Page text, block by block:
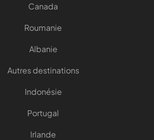
Canada
Roumanie
Albanie
Autres destinations
Indonésie
Portugal
Irlande